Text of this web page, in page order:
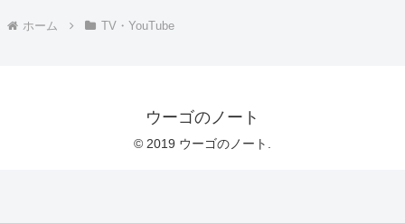
ホーム TV・YouTube
ウーゴのノート
© 2019 ウーゴのノート.